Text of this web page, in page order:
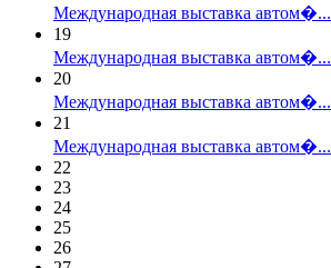
Международная выставка автом�...
19
Международная выставка автом�...
20
Международная выставка автом�...
21
Международная выставка автом�...
22
23
24
25
26